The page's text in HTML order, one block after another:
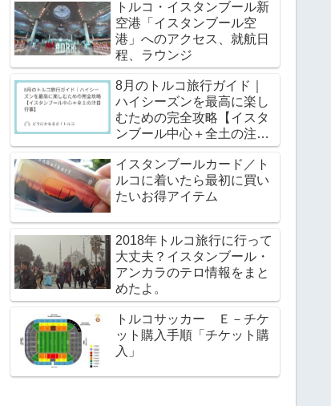
トルコ・イスタンブール新
空港「イスタンブール空
港」へのアクセス、就航日
程、ラウンジ
8月のトルコ旅行ガイド｜
ハイシーズンを最高に楽し
むための完全攻略【イスタ
ンブール中心＋全土の注目
行事】
イスタンブールカード／ト
ルコに着いたら最初に買い
たいお得アイテム
2018年トルコ旅行に行って
大丈夫？イスタンブール・
アンカラのテロ情報をまと
めたよ。
トルコサッカー Ｅ－チケ
ット購入手順「チケット購
入」